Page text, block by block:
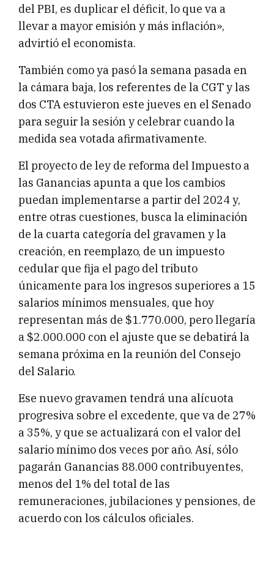
del PBI, es duplicar el déficit, lo que va a
llevar a mayor emisión y más inflación»,
advirtió el economista.
También como ya pasó la semana pasada en
la cámara baja, los referentes de la CGT y las
dos CTA estuvieron este jueves en el Senado
para seguir la sesión y celebrar cuando la
medida sea votada afirmativamente.
El proyecto de ley de reforma del Impuesto a
las Ganancias apunta a que los cambios
puedan implementarse a partir del 2024 y,
entre otras cuestiones, busca la eliminación
de la cuarta categoría del gravamen y la
creación, en reemplazo, de un impuesto
cedular que fija el pago del tributo
únicamente para los ingresos superiores a 15
salarios mínimos mensuales, que hoy
representan más de $1.770.000, pero llegaría
a $2.000.000 con el ajuste que se debatirá la
semana próxima en la reunión del Consejo
del Salario.
Ese nuevo gravamen tendrá una alícuota
progresiva sobre el excedente, que va de 27%
a 35%, y que se actualizará con el valor del
salario mínimo dos veces por año. Así, sólo
pagarán Ganancias 88.000 contribuyentes,
menos del 1% del total de las
remuneraciones, jubilaciones y pensiones, de
acuerdo con los cálculos oficiales.